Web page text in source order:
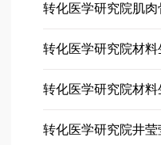
转化医学研究院肌
转化医学研究院材料